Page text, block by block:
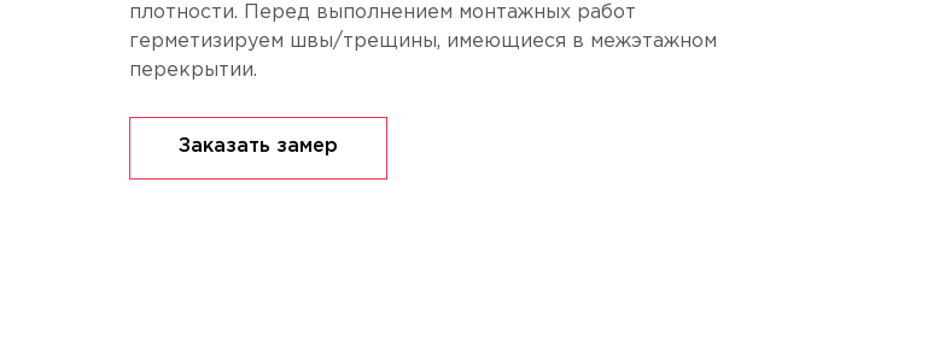
плотности. Перед выполнением монтажных работ
герметизируем швы/трещины, имеющиеся в межэтажном
перекрытии.
Заказать замер